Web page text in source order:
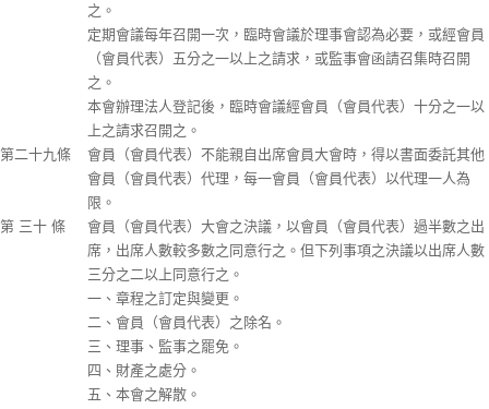
之。
定期會議每年召開一次，臨時會議於理事會認為必要，或經會員
（會員代表）五分之一以上之請求，或監事會函請召集時召開
之。
本會辦理法人登記後，臨時會議經會員（會員代表）十分之一以
上之請求召開之。
第二十九條
會員（會員代表）不能親自出席會員大會時，得以書面委託其他
會員（會員代表）代理，每一會員（會員代表）以代理一人為
限。
第 三十 條
會員（會員代表）大會之決議，以會員（會員代表）過半數之出
席，出席人數較多數之同意行之。但下列事項之決議以出席人數
三分之二以上同意行之。
一、章程之訂定與變更。
二、會員（會員代表）之除名。
三、理事、監事之罷免。
四、財產之處分。
五、本會之解散。